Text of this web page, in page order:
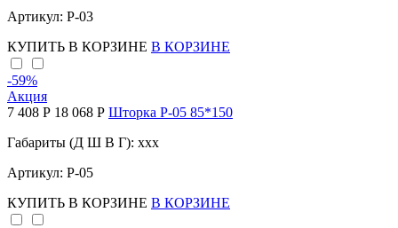
Артикул: Р-03
КУПИТЬ В КОРЗИНЕ В КОРЗИНЕ
-59%
Акция
7 408 Р 18 068 Р Шторка P-05 85*150
Габариты (Д Ш В Г): xxx
Артикул: P-05
КУПИТЬ В КОРЗИНЕ В КОРЗИНЕ